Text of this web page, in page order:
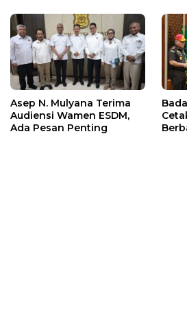
Asep N. Mulyana Terima
Audiensi Wamen ESDM,
Ada Pesan Penting